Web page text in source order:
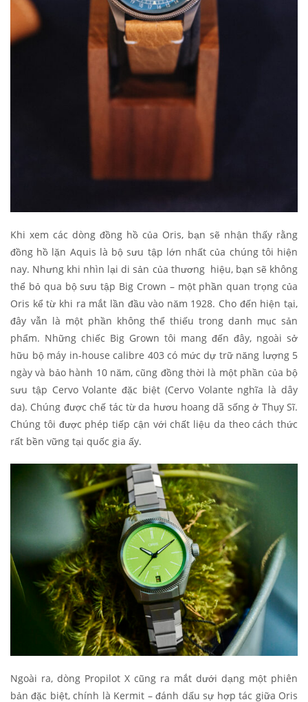
Khi xem các dòng đồng hồ của Oris, bạn sẽ nhận thấy rằng
đồng hồ lặn Aquis là bộ sưu tập lớn nhất của chúng tôi hiện
nay. Nhưng khi nhìn lại di sản của thương hiệu, bạn sẽ không
thể bỏ qua bộ sưu tập Big Crown – một phần quan trọng của
Oris kể từ khi ra mắt lần đầu vào năm 1928. Cho đến hiện tại,
đây vẫn là một phần không thể thiếu trong danh mục sản
phẩm. Những chiếc Big Grown tôi mang đến đây, ngoài sở
hữu bộ máy in-house calibre 403 có mức dự trữ năng lượng 5
ngày và bảo hành 10 năm, cũng đồng thời là một phần của bộ
sưu tập Cervo Volante đặc biệt (Cervo Volante nghĩa là dây
da). Chúng được chế tác từ da hươu hoang dã sống ở Thụy Sĩ.
Chúng tôi được phép tiếp cận với chất liệu da theo cách thức
rất bền vững tại quốc gia ấy.
Ngoài ra, dòng Propilot X cũng ra mắt dưới dạng một phiên
bản đặc biệt, chính là Kermit – đánh dấu sự hợp tác giữa Oris